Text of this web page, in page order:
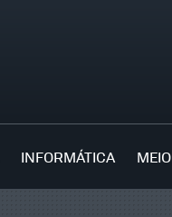
INFORMÁTICA